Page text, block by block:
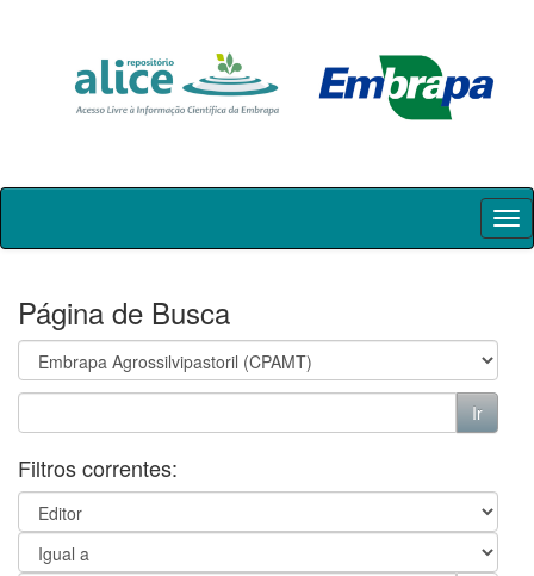
Skip
Página de Busca
Filtros correntes: